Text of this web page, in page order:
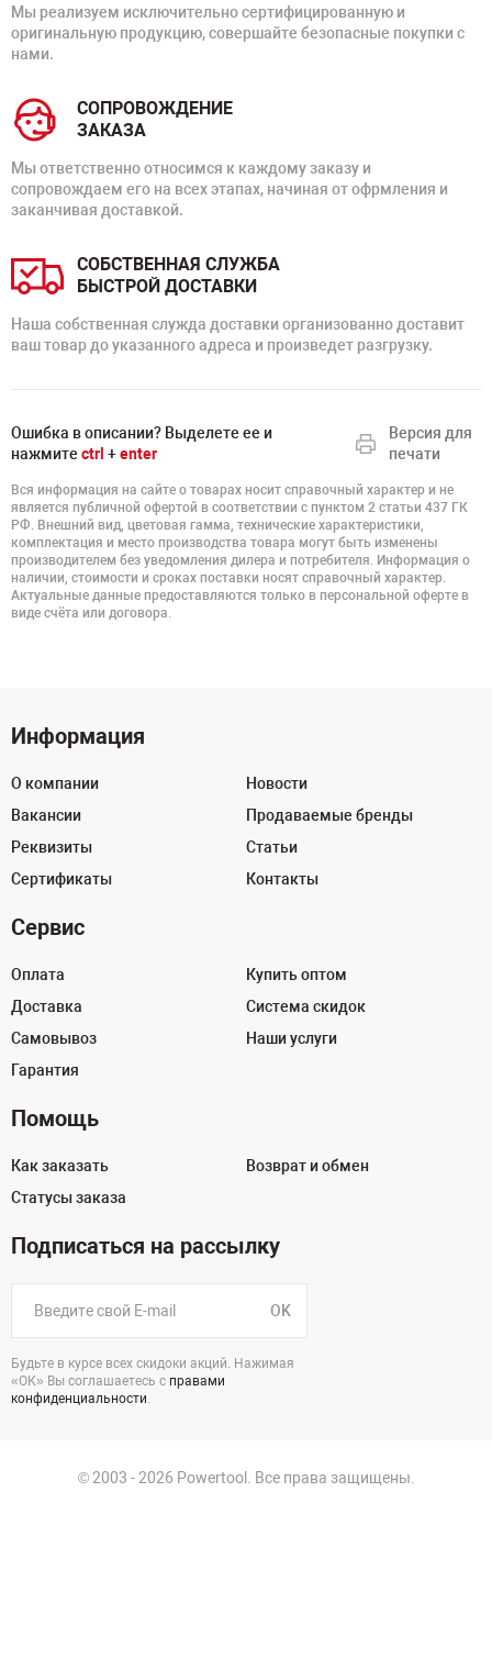
Мы реализуем исключительно сертифицированную и
оригинальную продукцию, совершайте безопасные покупки с
нами.
СОПРОВОЖДЕНИЕ
ЗАКАЗА
Мы ответственно относимся к каждому заказу и
сопровождаем его на всех этапах, начиная от офрмления и
заканчивая доставкой.
СОБСТВЕННАЯ СЛУЖБА
БЫСТРОЙ ДОСТАВКИ
Наша собственная служда доставки организованно доставит
ваш товар до указанного адреса и произведет разгрузку.
Ошибка в описании? Выделете ее и
нажмите ctrl +enter
Версия для
печати
Вся информация на сайте о товарах носит справочный характер и не
является публичной офертой в соответствии с пунктом 2 статьи 437 ГК
РФ. Внешний вид, цветовая гамма, технические характеристики,
комплектация и место производства товара могут быть изменены
производителем без уведомления дилера и потребителя. Информация о
наличии, стоимости и сроках поставки носят справочный характер.
Актуальные данные предоставляются только в персональной оферте в
виде счёта или договора.
Информация
О компании
Вакансии
Реквизиты
Сертификаты
Новости
Продаваемые бренды
Статьи
Контакты
Сервис
Оплата
Доставка
Самовывоз
Гарантия
Купить оптом
Система скидок
Наши услуги
Помощь
Как заказать
Статусы заказа
Возврат и обмен
Подписаться на рассылку
OK
Будьте в курсе всех скидоки акций. Нажимая
«ОК» Вы соглашаетесь с правами
конфиденциальности.
© 2003 - 2026 Powertool. Все права защищены.